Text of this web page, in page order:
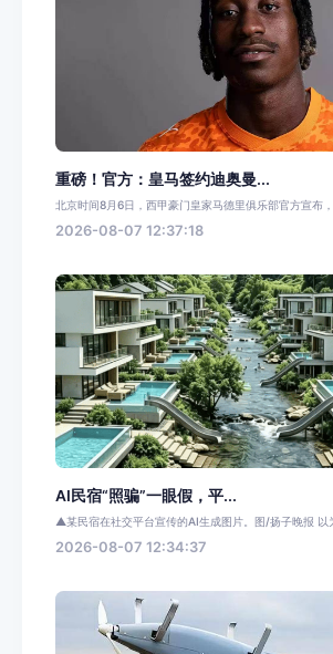
重磅！官方：皇马签约迪奥曼...
北京时间8月6日，西甲豪门皇家马德里俱乐部官方宣布
2026-08-07 12:37:18
AI民宿“照骗”一眼假，平...
▲某民宿在社交平台宣传的AI生成图片。图/扬子晚报 以
2026-08-07 12:34:37